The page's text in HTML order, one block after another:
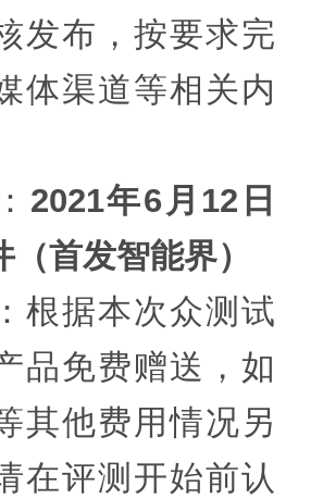
发布，按要求完
体渠道等相关内
2021年6月12日
首发智能界）
根据本次众测试
品免费赠送，如
其他费用情况另
在评测开始前认